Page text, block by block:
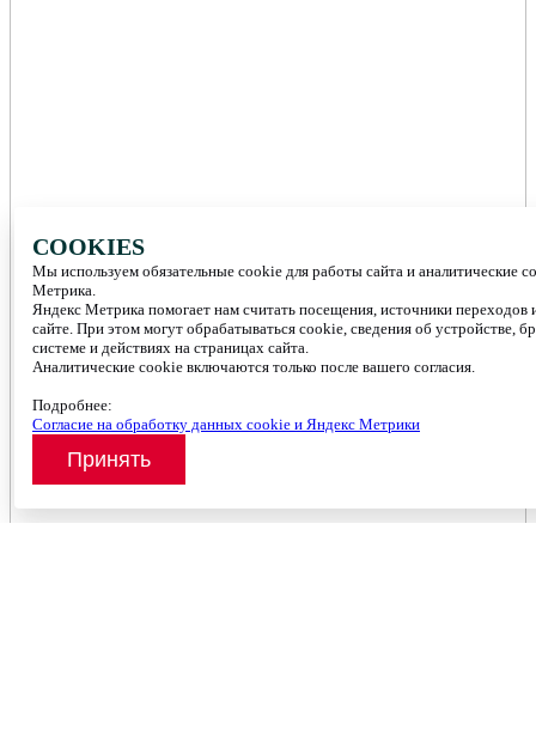
COOKIES
Мы используем обязательные cookie для работы сайта и аналитические
Метрика.
Яндекс Метрика помогает нам считать посещения, источники переходов
сайте. При этом могут обрабатываться cookie, сведения об устройстве,
системе и действиях на страницах сайта.
Аналитические cookie включаются только после вашего согласия.
Подробнее:
Согласие на обработку данных cookie и Яндекс Метрики
Принять